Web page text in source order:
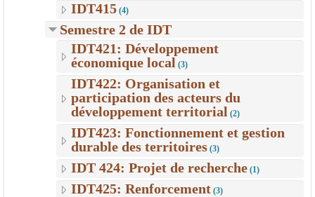
IDT415 (4)
Semestre 2 de IDT
IDT421: Développement
économique local (3)
IDT422: Organisation et
participation des acteurs du
développement territorial (2)
IDT423: Fonctionnement et gestion
durable des territoires (3)
IDT 424: Projet de recherche (1)
IDT425: Renforcement (3)